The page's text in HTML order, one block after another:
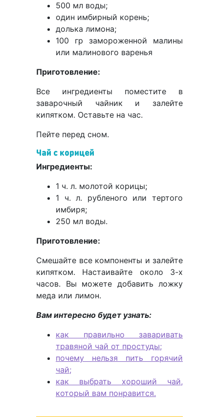
500 мл воды;
один имбирный корень;
долька лимона;
100 гр замороженной малины
или малинового варенья
Приготовление:
Все ингредиенты поместите в
заварочный чайник и залейте
кипятком. Оставьте на час.
Пейте перед сном.
Чай с корицей
Ингредиенты:
1 ч. л. молотой корицы;
1 ч. л. рубленого или тертого
имбиря;
250 мл воды.
Приготовление:
Смешайте все компоненты и залейте
кипятком. Настаивайте около 3-х
часов. Вы можете добавить ложку
меда или лимон.
Вам интересно будет узнать:
как правильно заваривать
травяной чай от простуды;
почему нельзя пить горячий
чай;
как выбрать хороший чай,
который вам понравится.